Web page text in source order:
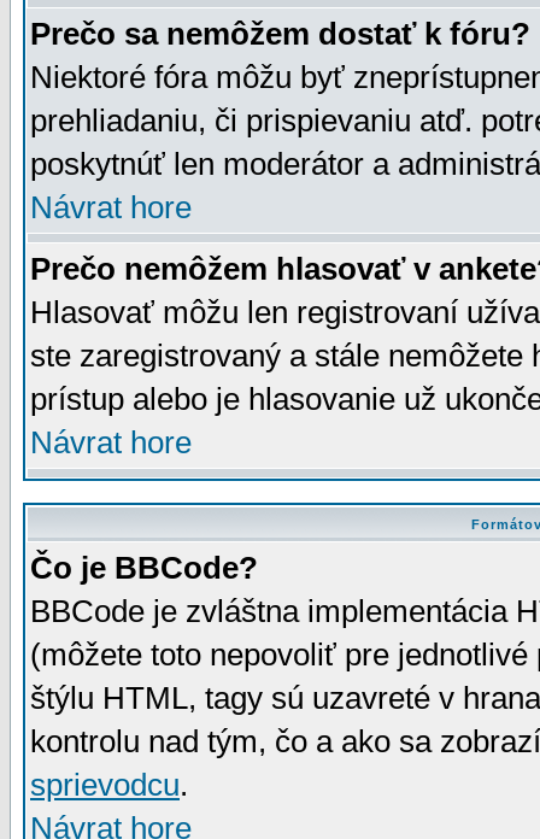
Prečo sa nemôžem dostať k fóru?
Niektoré fóra môžu byť
prehliadaniu, či prispievaniu atď.
poskytnúť len moderátor a
Návrat hore
Prečo nemôžem hlasovať v
Hlasovať môžu len registrovaní
ste zaregistrovaný a stále
prístup alebo je hlasovanie už
Návrat hore
Čo je BBCode?
BBCode je zvláštna implementácia
(môžete toto nepovoliť pre
štýlu HTML, tagy sú uzavreté v
kontrolu nad tým, čo a ako sa
sprievodcu.
Návrat hore